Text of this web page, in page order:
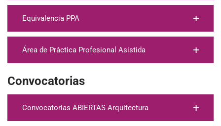
Equivalencia PPA
Área de Práctica Profesional Asistida
Convocatorias
Convocatorias ABIERTAS Arquitectura